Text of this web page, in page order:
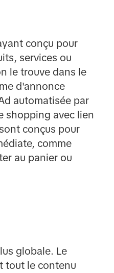
conçu pour
services ou
le trouve dans le
d'annonce
automatisée par
shopping avec lien
conçus pour
comme
au panier ou
globale. Le
tout le contenu